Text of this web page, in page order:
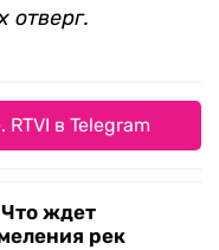
отверг.
в Telegram
ждет
рек